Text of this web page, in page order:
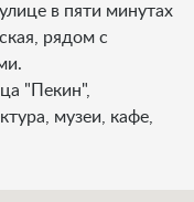
в пяти минутах
рядом с
"Пекин",
музеи, кафе,